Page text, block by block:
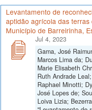
Levantamento de
aptidão agrícola das
Município de Barreirinha,
Jul 4, 2023
Gama, José
Marcos Lima da;
Marie Elisabeth
Ruth Andrade
Raphael Minotti;
José Lopes de;
Loiva Lizia;